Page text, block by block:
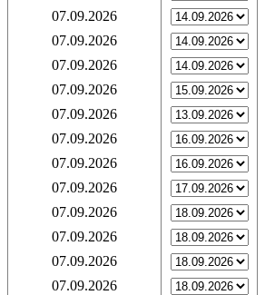
07.09.2026
07.09.2026
07.09.2026
07.09.2026
07.09.2026
07.09.2026
07.09.2026
07.09.2026
07.09.2026
07.09.2026
07.09.2026
07.09.2026